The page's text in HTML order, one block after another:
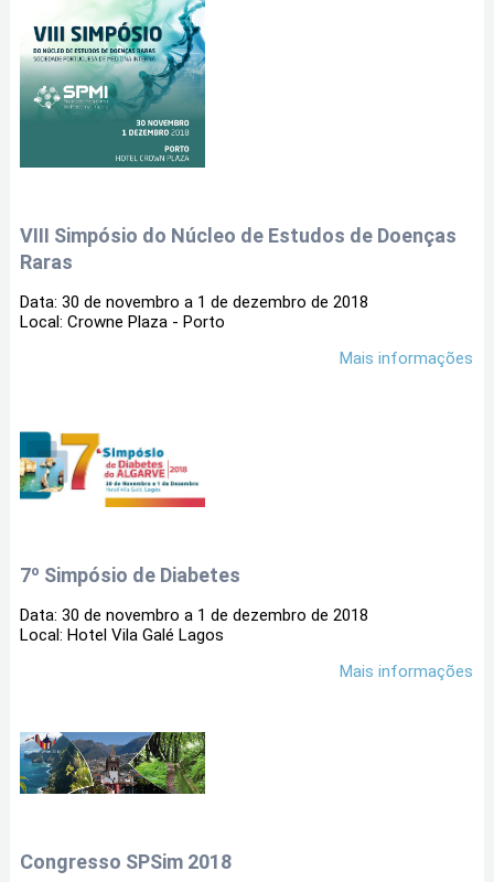
VIII Simpósio do Núcleo de Estudos de Doenças
Raras
Data: 30 de novembro a 1 de dezembro de 2018
Local: Crowne Plaza - Porto
Mais informações
7º Simpósio de Diabetes
Data: 30 de novembro a 1 de dezembro de 2018
Local: Hotel Vila Galé Lagos
Mais informações
Congresso SPSim 2018